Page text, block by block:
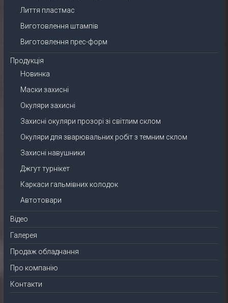
Лиття пластмас
Виготовлення штампів
Виготовлення прес-форм
Продукція
Новинка
Маски захисні
Окуляри захисні
Захисні окуляри прозорі зі світлим склом
Окуляри для зварювальних робіт з темним склом
Захисні навушники
Джгут турнікет
Каркаси гальмівних колодок
Автотовари
Відео
Галерея
Продаж обладнання
Про компанію
Контакти